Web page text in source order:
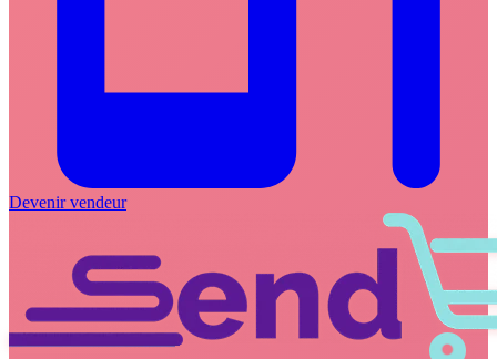
Devenir vendeur